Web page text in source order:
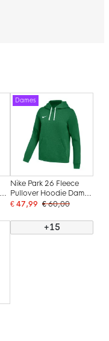
Dames
Nike Park 26 Fleece
Pullover Hoodie Dames
Donkergroen Wit
€ 47,99 € 60,00
+15